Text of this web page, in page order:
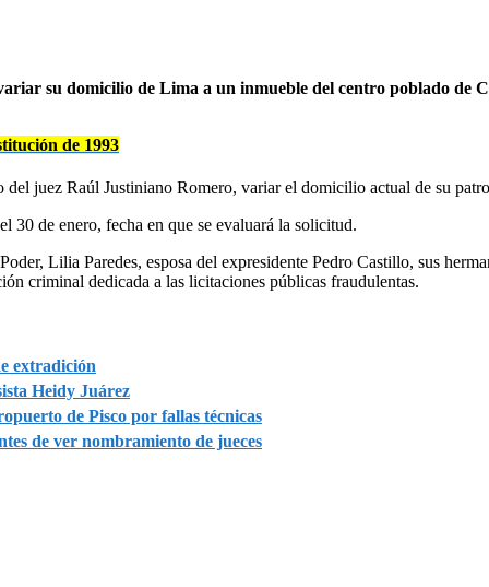
su domicilio de Lima a un inmueble del centro poblado de
de 1993
del juez Raúl Justiniano Romero, variar el domicilio actual de su
30 de enero, fecha en que se evaluará la solicitud.
Lilia Paredes, esposa del expresidente Pedro Castillo, sus
criminal dedicada a las licitaciones públicas fraudulentas.
extradición
Heidy Juárez
de Pisco por fallas técnicas
de ver nombramiento de jueces